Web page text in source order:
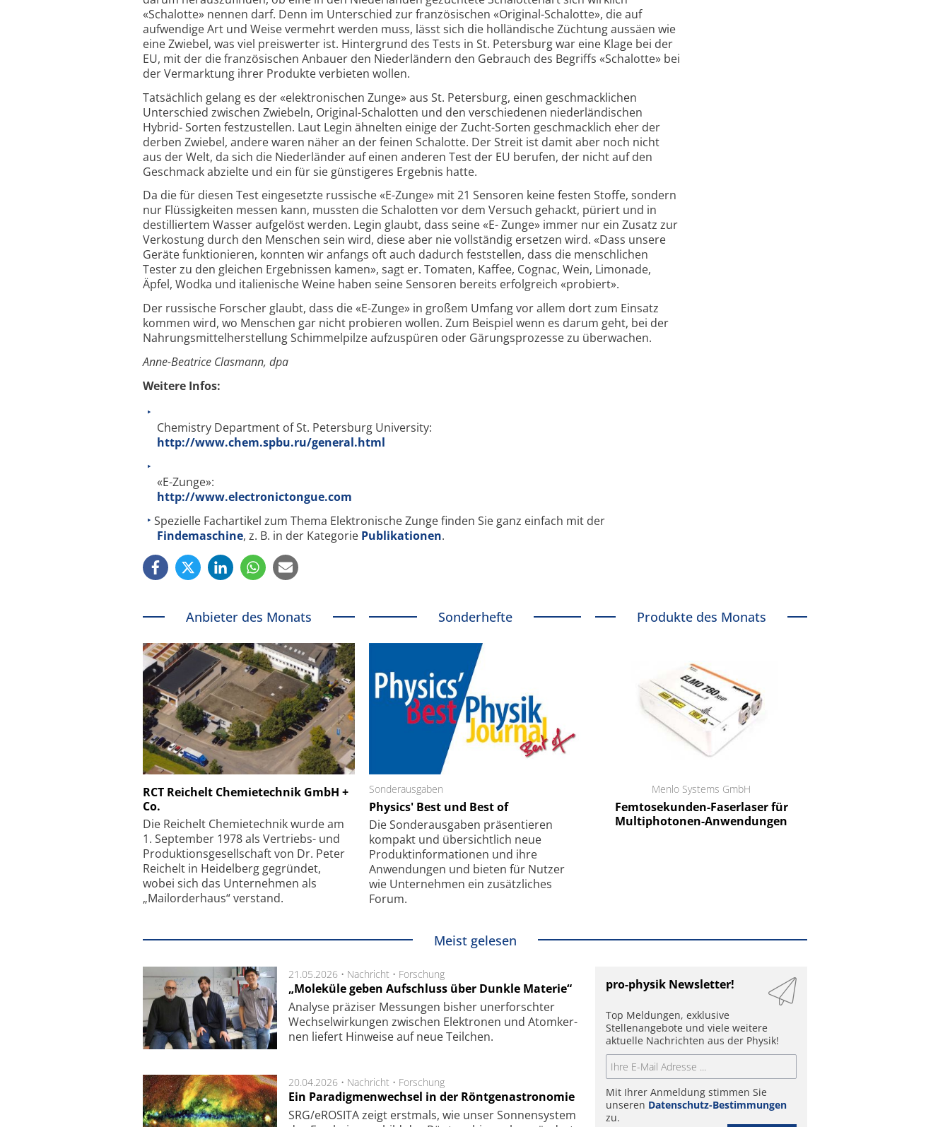
«Schalotte» nennen darf. Denn im Unterschied zur französischen «Original-Schalotte», die auf
aufwendige Art und Weise vermehrt werden muss, lässt sich die holländische Züchtung aussäen wie
eine Zwiebel, was viel preiswerter ist. Hintergrund des Tests in St. Petersburg war eine Klage bei der
EU, mit der die französischen Anbauer den Niederländern den Gebrauch des Begriffs «Schalotte» bei
der Vermarktung ihrer Produkte verbieten wollen.
Tatsächlich gelang es der «elektronischen Zunge» aus St. Petersburg, einen geschmacklichen
Unterschied zwischen Zwiebeln, Original-Schalotten und den verschiedenen niederländischen
Hybrid- Sorten festzustellen. Laut Legin ähnelten einige der Zucht-Sorten geschmacklich eher der
derben Zwiebel, andere waren näher an der feinen Schalotte. Der Streit ist damit aber noch nicht
aus der Welt, da sich die Niederländer auf einen anderen Test der EU berufen, der nicht auf den
Geschmack abzielte und ein für sie günstigeres Ergebnis hatte.
Da die für diesen Test eingesetzte russische «E-Zunge» mit 21 Sensoren keine festen Stoffe, sondern
nur Flüssigkeiten messen kann, mussten die Schalotten vor dem Versuch gehackt, püriert und in
destilliertem Wasser aufgelöst werden. Legin glaubt, dass seine «E- Zunge» immer nur ein Zusatz zur
Verkostung durch den Menschen sein wird, diese aber nie vollständig ersetzen wird. «Dass unsere
Geräte funktionieren, konnten wir anfangs oft auch dadurch feststellen, dass die menschlichen
Tester zu den gleichen Ergebnissen kamen», sagt er. Tomaten, Kaffee, Cognac, Wein, Limonade,
Äpfel, Wodka und italienische Weine haben seine Sensoren bereits erfolgreich «probiert».
Der russische Forscher glaubt, dass die «E-Zunge» in großem Umfang vor allem dort zum Einsatz
kommen wird, wo Menschen gar nicht probieren wollen. Zum Beispiel wenn es darum geht, bei der
Nahrungsmittelherstellung Schimmelpilze aufzuspüren oder Gärungsprozesse zu überwachen.
Anne-Beatrice Clasmann, dpa
Weitere Infos:
Chemistry Department of St. Petersburg University:
http://www.chem.spbu.ru/general.html
«E-Zunge»:
http://www.electronictongue.com
Spezielle Fachartikel zum Thema Elektronische Zunge finden Sie ganz einfach mit der
Findemaschine, z. B. in der Kategorie Publikationen.
Anbieter des Monats
RCT Reichelt Chemietechnik GmbH +
Co.
Die Reichelt Chemietechnik wurde am
1. September 1978 als Vertriebs- und
Produktionsgesellschaft von Dr. Peter
Reichelt in Heidelberg gegründet,
wobei sich das Unternehmen als
„Mailorderhaus“ verstand.
Sonderhefte
Sonderausgaben
Physics' Best und Best of
Die Sonder­ausgaben präsentieren
kompakt und übersichtlich neue
Produkt­informationen und ihre
Anwendungen und bieten für Nutzer
wie Unternehmen ein zusätzliches
Forum.
Produkte des Monats
Schäfter + Kirchhoff GmbH
Feinfokussierungsmechanismus
Elektronenmikroskopie auf
kleinstem Raum
Menlo Systems GmbH
Femtosekunden-Faserlaser für
Multiphotonen-Anwendungen
Meist gelesen
21.05.2026 • Nachricht • Forschung
„Moleküle geben Aufschluss über Dunkle Materie“
Analyse prä­zi­ser Mes­sung­en bis­her un­er­for­schter
Wech­sel­wir­kung­en zwi­schen Elek­tro­nen und Atom­ker­
nen lie­fert Hin­wei­se auf neue Teil­chen.
20.04.2026 • Nachricht • Forschung
Ein Paradigmenwechsel in der Röntgenastronomie
SRG/eROSITA zeigt erst­mals, wie unser Son­nen­sys­tem
pro-physik Newsletter!
Top Meldungen, exklusive
Stellenangebote und viele weitere
aktuelle Nachrichten aus der Physik!
Mit Ihrer Anmeldung stimmen Sie
unseren Datenschutz-Bestimmungen
zu.